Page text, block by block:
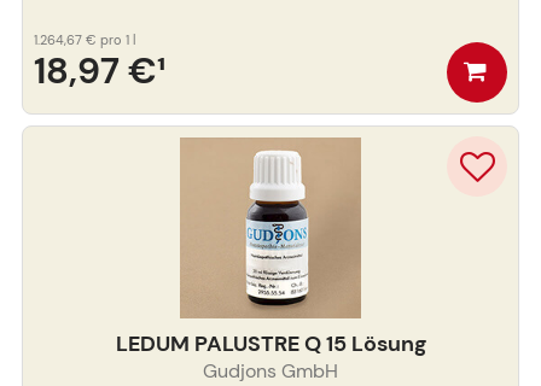
18,97 €¹
1.264,67 € pro 1 l
LEDUM PALUSTRE Q 15 Lösung
Gudjons GmbH